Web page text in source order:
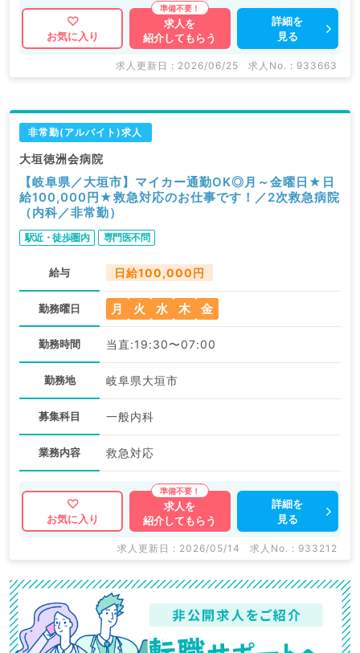
お気に入り
求人を
紹介してもらう
詳細を
見る
求人更新日 : 2026/06/25 求人No. : 933663
非常勤(アルバイト)求人
大垣徳洲会病院
【岐阜県／大垣市】マイカー通勤OK◎月～金曜日★日
給100,000円★救急対応のお仕事です！／2次救急病院
（内科／非常勤）
駅近・徒歩圏内 専門医不問
給与 日給100,000円
勤務曜日 月 火 水 木 金
勤務時間 当直:19:30〜07:00
勤務地 岐阜県大垣市
募集科目 一般内科
業務内容 救急対応
お気に入り
求人を
紹介してもらう
詳細を
見る
求人更新日 : 2026/05/14 求人No. : 933212